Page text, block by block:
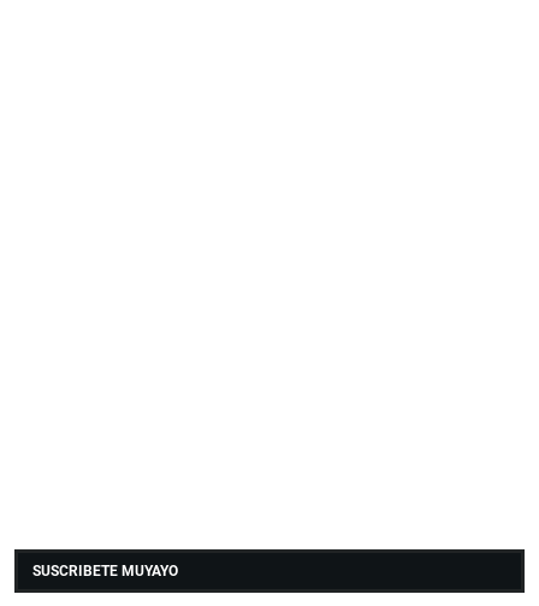
SUSCRIBETE MUYAYO